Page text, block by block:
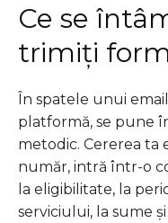
Ce se
trimiți
În spatele unui
platformă, se pune
metodic. Cererea ta
număr, intră într-o
la eligibilitate, la
serviciului, la sume